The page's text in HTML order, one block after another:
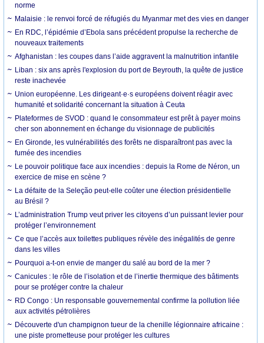
norme
Malaisie : le renvoi forcé de réfugiés du Myanmar met des vies en danger
En RDC, l’épidémie d’Ebola sans précédent propulse la recherche de
nouveaux traitements
Afghanistan : les coupes dans l’aide aggravent la malnutrition infantile
Liban : six ans après l'explosion du port de Beyrouth, la quête de justice
reste inachevée
Union européenne. Les dirigeant·e·s européens doivent réagir avec
humanité et solidarité concernant la situation à Ceuta
Plateformes de SVOD : quand le consommateur est prêt à payer moins
cher son abonnement en échange du visionnage de publicités
En Gironde, les vulnérabilités des forêts ne disparaîtront pas avec la
fumée des incendies
Le pouvoir politique face aux incendies : depuis la Rome de Néron, un
exercice de mise en scène ?
La défaite de la Seleção peut-elle coûter une élection présidentielle
au Brésil ?
L’administration Trump veut priver les citoyens d’un puissant levier pour
protéger l’environnement
Ce que l’accès aux toilettes publiques révèle des inégalités de genre
dans les villes
Pourquoi a-t-on envie de manger du salé au bord de la mer ?
Canicules : le rôle de l’isolation et de l’inertie thermique des bâtiments
pour se protéger contre la chaleur
RD Congo : Un responsable gouvernemental confirme la pollution liée
aux activités pétrolières
Découverte d'un champignon tueur de la chenille légionnaire africaine :
une piste prometteuse pour protéger les cultures